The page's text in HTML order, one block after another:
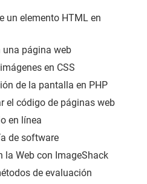
un elemento HTML en
una página web
en CSS
de la pantalla en PHP
el código de páginas web
en línea
de software
la Web con ImageShack
de evaluación